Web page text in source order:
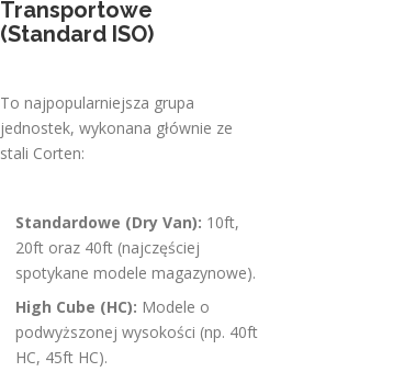
Transportowe
(Standard ISO)
To najpopularniejsza grupa
jednostek, wykonana głównie ze
stali Corten:
Standardowe (Dry Van): 10ft,
20ft oraz 40ft (najczęściej
spotykane modele magazynowe).
High Cube (HC): Modele o
podwyższonej wysokości (np. 40ft
HC, 45ft HC).